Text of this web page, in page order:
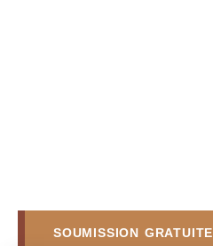
SOUMISSION GRATUITE